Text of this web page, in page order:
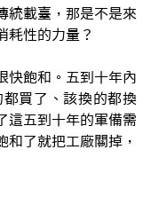
載臺，那是不是來
耗性的力量？
快飽和。五到十年內
買了、該換的都換
這五到十年的軍備需
和了就把工廠關掉，